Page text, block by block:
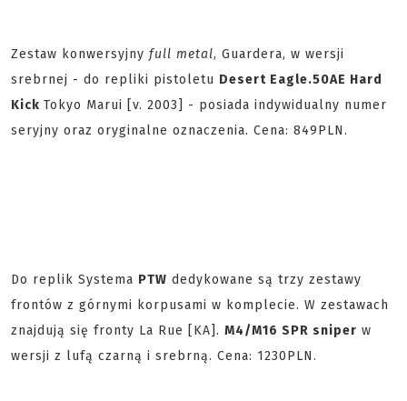
Zestaw konwersyjny full metal, Guardera, w wersji
srebrnej - do repliki pistoletu Desert Eagle.50AE Hard
Kick Tokyo Marui [v. 2003] - posiada indywidualny numer
seryjny oraz oryginalne oznaczenia. Cena: 849PLN.
Do replik Systema PTW dedykowane są trzy zestawy
frontów z górnymi korpusami w komplecie. W zestawach
znajdują się fronty La Rue [KA]. M4/M16 SPR sniper w
wersji z lufą czarną i srebrną. Cena: 1230PLN.